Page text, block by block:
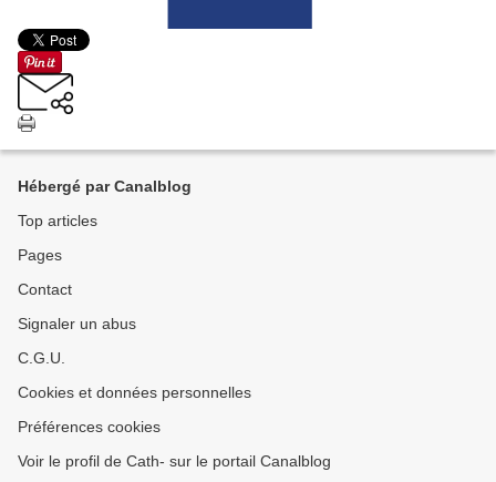
Hébergé par Canalblog
Top articles
Pages
Contact
Signaler un abus
C.G.U.
Cookies et données personnelles
Préférences cookies
Voir le profil de Cath- sur le portail Canalblog